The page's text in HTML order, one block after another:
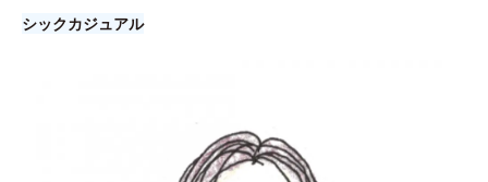
シックカジュアル